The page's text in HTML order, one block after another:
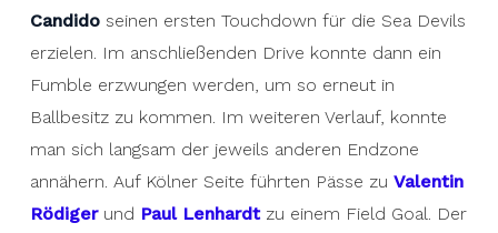
Candidoseinen ersten Touchdown für die Sea Devils
erzielen. Im anschließenden Drive konnte dann ein
Fumble erzwungen werden, um so erneut in
Ballbesitz zu kommen. Im weiteren Verlauf, konnte
man sich langsam der jeweils anderen Endzone
annähern. Auf Kölner Seite führten Pässe zu Valentin
Rödigerund Paul Lenhardtzu einem Field Goal. Der